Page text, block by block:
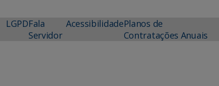
LGPDFala
Servidor
AcessibilidadePlanos de
Contratações Anuais